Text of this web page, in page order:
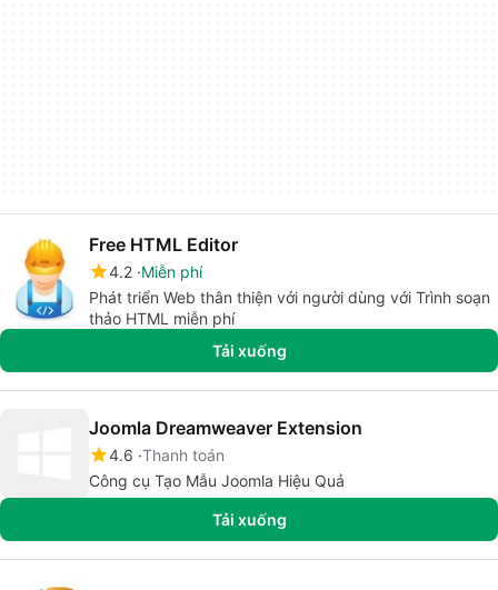
Free HTML Editor
4.2 Miễn phí
Phát triển Web thân thiện với người dùng với Trình soạn
thảo HTML miễn phí
Tải xuống
Joomla Dreamweaver Extension
4.6 Thanh toán
Công cụ Tạo Mẫu Joomla Hiệu Quả
Tải xuống